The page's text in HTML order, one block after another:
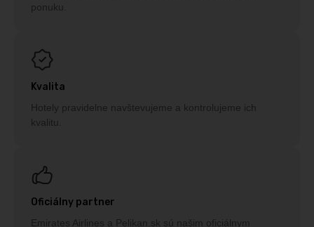
ponuku.
Kvalita
Hotely pravidelne navštevujeme a kontrolujeme ich
kvalitu.
Oficiálny partner
Emirates Airlines a Pelikan.sk sú našim oficiálnym